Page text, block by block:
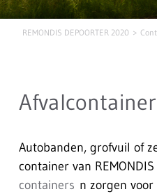
REMONDIS DEPOORTER 2020
Autobanden, grofvuil of
container van
containers n zorgen